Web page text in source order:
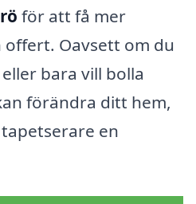
för att få mer
Oavsett om du
bara vill bolla
förändra ditt hem,
en